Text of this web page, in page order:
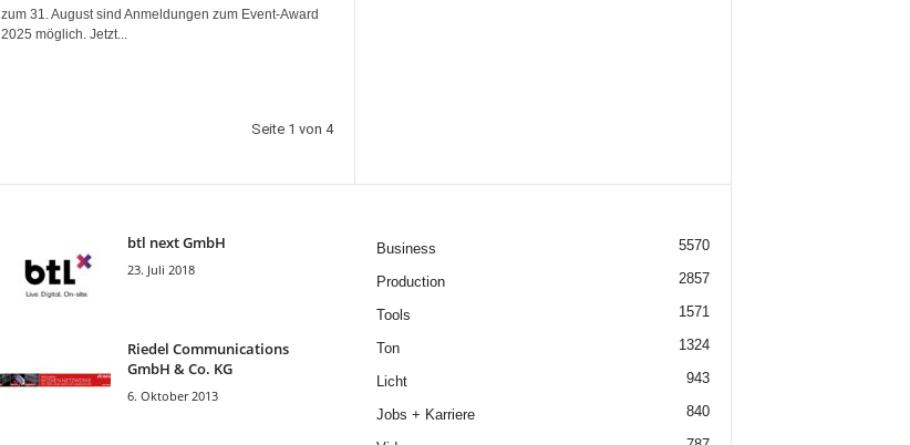
zum 31. August sind Anmeldungen zum Event-Award
2025 möglich. Jetzt...
Seite 1 von 4
btl next GmbH
23. Juli 2018
Riedel Communica­tions
GmbH & Co. KG
6. Oktober 2013
Business 5570
Production 2857
Tools 1571
Ton 1324
Licht 943
Jobs + Karriere 840